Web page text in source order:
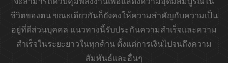
ชีวิตของตน ขณะเดียวกันก็ยังคงให้ความสำคัญกับความเป็น
อยู่ที่ดีส่วนบุคคล แนวทางนี้รับประกันความสำเร็จและความ
สำเร็จในระยะยาวในทุกด้าน ตั้งแต่การเงินไปจนถึงความ
สัมพันธ์และอื่นๆ